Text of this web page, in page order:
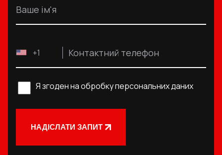
Ваше ім'я
+1 Контактний телефон
Я згоден на обробку персональних даних
НАДІСЛАТИ ЗАПИТ